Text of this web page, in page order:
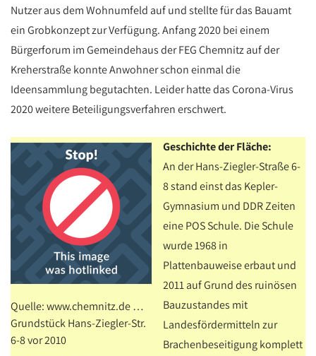
Nutzer aus dem Wohnumfeld auf und stellte für das Bauamt
ein Grobkonzept zur Verfügung. Anfang 2020 bei einem
Bürgerforum im Gemeindehaus der FEG Chemnitz auf der
Kreherstraße konnte Anwohner schon einmal die
Ideensammlung begutachten. Leider hatte das Corona-Virus
2020 weitere Beteiligungsverfahren erschwert.
Quelle: www.chemnitz.de …
Grundstück Hans-Ziegler-Str.
6-8 vor 2010
Geschichte der Fläche:
An der Hans-Ziegler-Straße 6-
8 stand einst das Kepler-
Gymnasium und DDR Zeiten
eine POS Schule. Die Schule
wurde 1968 in
Plattenbauweise erbaut und
2011 auf Grund des ruinösen
Bauzustandes mit
Landesfördermitteln zur
Brachenbeseitigung komplett